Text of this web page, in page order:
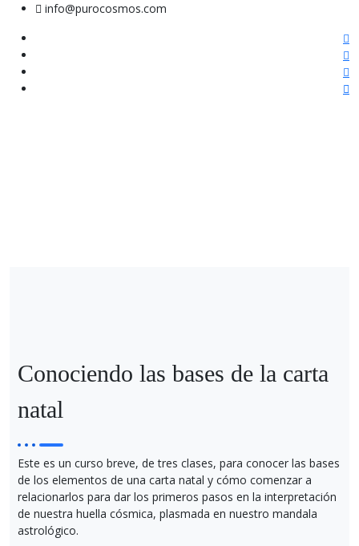
info@purocosmos.com
Conociendo las bases de la carta
natal
Este es un curso breve, de tres clases, para conocer las bases
de los elementos de una carta natal y cómo comenzar a
relacionarlos para dar los primeros pasos en la interpretación
de nuestra huella cósmica, plasmada en nuestro mandala
astrológico.